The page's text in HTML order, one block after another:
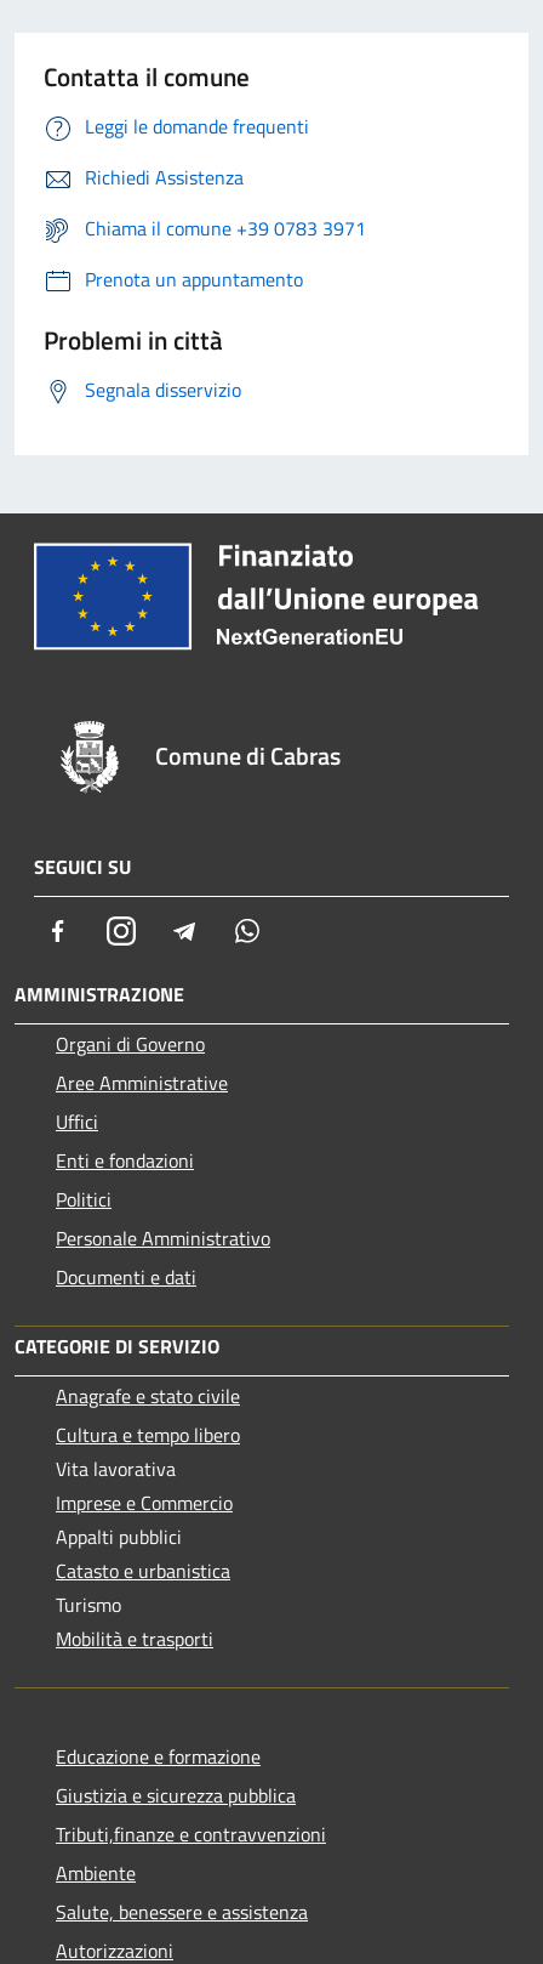
Contatta il comune
Leggi le domande frequenti
Richiedi Assistenza
Chiama il comune +39 0783 3971
Prenota un appuntamento
Problemi in città
Segnala disservizio
Comune di Cabras
SEGUICI SU
FacebookInstagram Telegram
AMMINISTRAZIONE
Organi di Governo
Aree Amministrative
Uffici
Enti e fondazioni
Politici
Personale Amministrativo
Documenti e dati
CATEGORIE DI SERVIZIO
Anagrafe e stato civile
Cultura e tempo libero
Vita lavorativa
Imprese e Commercio
Appalti pubblici
Catasto e urbanistica
Turismo
Mobilità e trasporti
Educazione e formazione
Giustizia e sicurezza pubblica
Tributi,finanze e contravvenzioni
Ambiente
Salute, benessere e assistenza
Autorizzazioni